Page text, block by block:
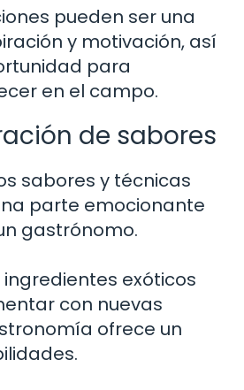
pueden ser una
y motivación, así
para
en el campo.
de sabores
sabores y técnicas
parte emocionante
gastrónomo.
exóticos
con nuevas
ofrece un